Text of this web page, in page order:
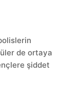
de ortaya
şiddet